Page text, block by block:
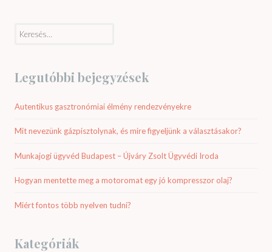
Keresés:
Legutóbbi bejegyzések
Autentikus gasztronómiai élmény rendezvényekre
Mit nevezünk gázpisztolynak, és mire figyeljünk a választásakor?
Munkajogi ügyvéd Budapest – Újváry Zsolt Ügyvédi Iroda
Hogyan mentette meg a motoromat egy jó kompresszor olaj?
Miért fontos több nyelven tudni?
Kategóriák